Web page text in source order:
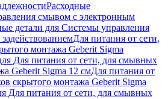
Расходные
смывом с электронным
детали для Системы управления
Для питания от сети,
монтажа Geberit Sigma
Для питания от сети, для смывных
Geberit Sigma 12 смДля питания от
скрытого монтажа Geberit Sigma
Для питания от сети, для смывных